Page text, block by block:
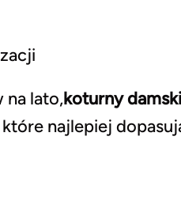
lato,koturny
które najlepiej